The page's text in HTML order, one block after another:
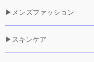
▶メンズファッション
▶スキンケア